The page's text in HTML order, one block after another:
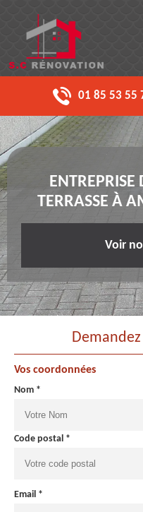
01 85 53 55
ENTREPRISE
TERRASSE À
Voir
Vos coordonnées
Nom *
Code postal *
Email *